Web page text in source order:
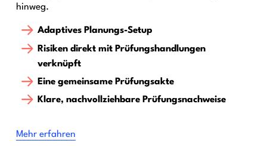
hinweg.
Adaptives Planungs-Setup
Risiken direkt mit Prüfungshandlungen
verknüpft
Eine gemeinsame Prüfungsakte
Klare, nachvollziehbare Prüfungsnachweise
Mehr erfahren